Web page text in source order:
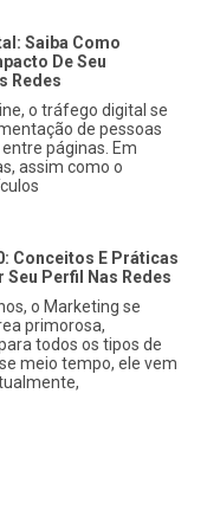
Saiba Como
De Seu
Redes
o tráfego digital se
de pessoas
páginas. Em
assim como o
Conceitos E Práticas
Seu Perfil Nas Redes
o Marketing se
primorosa,
todos os tipos de
meio tempo, ele vem